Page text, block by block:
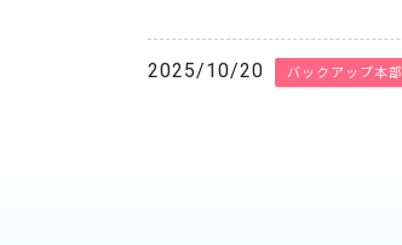
2025/10/20 バックアップ本部